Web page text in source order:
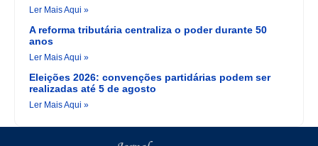
Ler Mais Aqui »
A reforma tributária centraliza o poder durante 50
anos
Ler Mais Aqui »
Eleições 2026: convenções partidárias podem ser
realizadas até 5 de agosto
Ler Mais Aqui »